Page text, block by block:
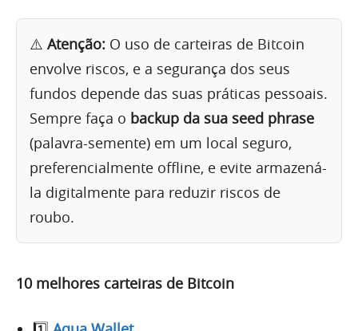
⚠️ Atenção: O uso de carteiras de Bitcoin
envolve riscos, e a segurança dos seus
fundos depende das suas práticas pessoais.
Sempre faça o backup da sua seed phrase
(palavra-semente) em um local seguro,
preferencialmente offline, e evite armazená-
la digitalmente para reduzir riscos de
roubo.
10 melhores carteiras de Bitcoin